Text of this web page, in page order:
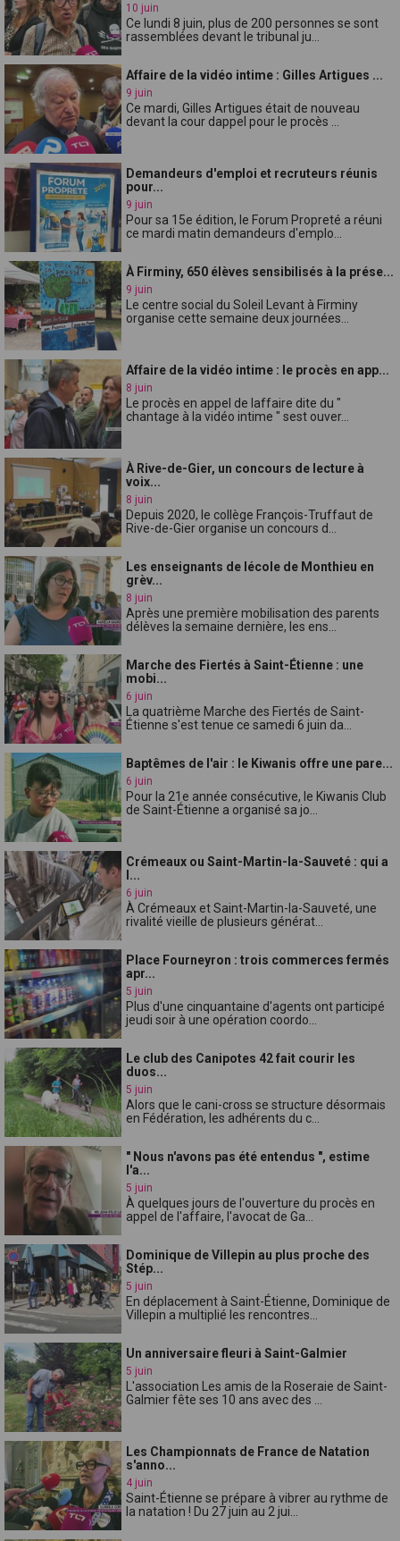
10 juin
Ce lundi 8 juin, plus de 200 personnes se sont
rassemblées devant le tribunal ju...
Affaire de la vidéo intime : Gilles Artigues ...
9 juin
Ce mardi, Gilles Artigues était de nouveau
devant la cour dappel pour le procès ...
Demandeurs d'emploi et recruteurs réunis
pour...
9 juin
Pour sa 15e édition, le Forum Propreté a réuni
ce mardi matin demandeurs d'emplo...
À Firminy, 650 élèves sensibilisés à la prése...
9 juin
Le centre social du Soleil Levant à Firminy
organise cette semaine deux journées...
Affaire de la vidéo intime : le procès en app...
8 juin
Le procès en appel de laffaire dite du "
chantage à la vidéo intime " sest ouver...
À Rive-de-Gier, un concours de lecture à
voix...
8 juin
Depuis 2020, le collège François-Truffaut de
Rive-de-Gier organise un concours d...
Les enseignants de lécole de Monthieu en
grèv...
8 juin
Après une première mobilisation des parents
délèves la semaine dernière, les ens...
Marche des Fiertés à Saint-Étienne : une
mobi...
6 juin
La quatrième Marche des Fiertés de Saint-
Étienne s'est tenue ce samedi 6 juin da...
Baptêmes de l'air : le Kiwanis offre une pare...
6 juin
Pour la 21e année consécutive, le Kiwanis Club
de Saint-Étienne a organisé sa jo...
Crémeaux ou Saint-Martin-la-Sauveté : qui a
l...
6 juin
À Crémeaux et Saint-Martin-la-Sauveté, une
rivalité vieille de plusieurs générat...
Place Fourneyron : trois commerces fermés
apr...
5 juin
Plus d'une cinquantaine d'agents ont participé
jeudi soir à une opération coordo...
Le club des Canipotes 42 fait courir les
duos...
5 juin
Alors que le cani-cross se structure désormais
en Fédération, les adhérents du c...
" Nous n'avons pas été entendus ", estime
l'a...
5 juin
À quelques jours de l'ouverture du procès en
appel de l'affaire, l'avocat de Ga...
Dominique de Villepin au plus proche des
Stép...
5 juin
En déplacement à Saint-Étienne, Dominique de
Villepin a multiplié les rencontres...
Un anniversaire fleuri à Saint-Galmier
5 juin
L'association Les amis de la Roseraie de Saint-
Galmier fête ses 10 ans avec des ...
Les Championnats de France de Natation
s'anno...
4 juin
Saint-Étienne se prépare à vibrer au rythme de
la natation ! Du 27 juin au 2 jui...